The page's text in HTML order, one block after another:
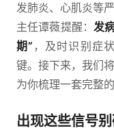
发肺炎、心肌炎等
主任谭薇提醒： 发
期” ，及时识别症
键。接下来，我们
为你梳理一套完整
出现这些信号